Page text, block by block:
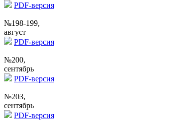
PDF-версия
№198-199,
август
PDF-версия
№200,
сентябрь
PDF-версия
№203,
сентябрь
PDF-версия